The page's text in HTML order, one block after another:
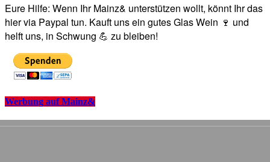
Eure Hilfe: Wenn Ihr Mainz& unterstützen wollt, könnt Ihr das
hier via Paypal tun. Kauft uns ein gutes Glas Wein 🍷 und
helft uns, in Schwung 💪 zu bleiben!
Werbung auf Mainz&